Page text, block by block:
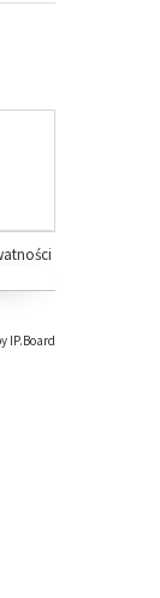
IP.Board